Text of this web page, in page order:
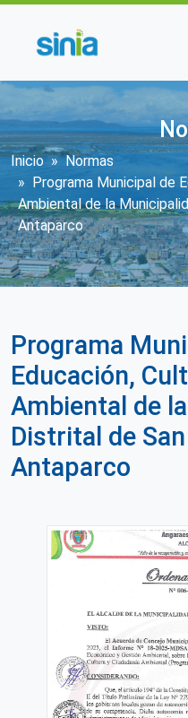
Sobrescribir
Inicio
Normas
Programa Municipal de
Ambiental de la
Antaparco
Programa
Educación,
Ambiental de
Distrital de
Antaparco